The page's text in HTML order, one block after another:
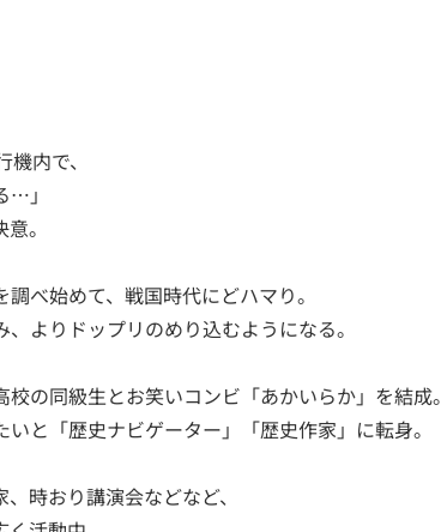
内で、
…」
。
べ始めて、戦国時代にどハマり。
よりドップリのめり込むようになる。
の同級生とお笑いコンビ「あかいらか」を結成。
と「歴史ナビゲーター」「歴史作家」に転身。
時おり講演会などなど、